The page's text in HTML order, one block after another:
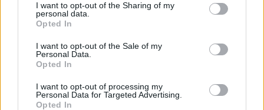
I want to opt-out of the Sharing of my
personal data.
Opted In
I want to opt-out of the Sale of my
Personal Data.
Opted In
I want to opt-out of processing my
Personal Data for Targeted Advertising.
Opted In
szemszögbe helyezték az egészet.
„A versfolyam egy feszes ívvé alakult a háború miatt.
Az ezt követő könyvnek a szerkesztését most
fejeztük be. Ebben kiemelt szerepet kap a téma. Niki
fantasztikusan meg tudta jeleníteni a háborút,
minden elismerésem neki ezért.